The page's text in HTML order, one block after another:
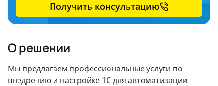
Получить консультацию
О решении
Мы предлагаем профессиональные услуги по
внедрению и настройке 1С для автоматизации